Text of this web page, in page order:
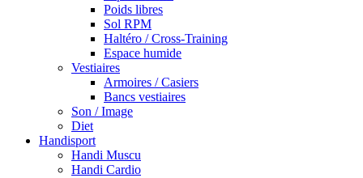
Poids libres
Sol RPM
Haltéro / Cross-Training
Espace humide
Vestiaires
Armoires / Casiers
Bancs vestiaires
Son / Image
Diet
Handisport
Handi Muscu
Handi Cardio